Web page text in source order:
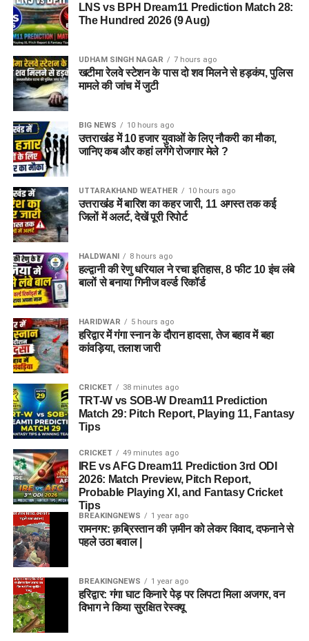
LNS vs BPH Dream11 Prediction Match 28:
The Hundred 2026 (9 Aug)
UDHAM SINGH NAGAR 7 hours ago
खटीमा रेलवे स्टेशन के पास दो शव मिलने से हड़कंप, पुलिस
मामले की जांच में जुटी
BIG NEWS 10 hours ago
उत्तराखंड में 10 हजार युवाओं के लिए नौकरी का मौका,
जानिए कब और कहां लगेंगे रोजगार मेले ?
UTTARAKHAND WEATHER 10 hours ago
उत्तराखंड में बारिश का कहर जारी, 11 अगस्त तक कई
जिलों में अलर्ट, देखें पूरी रिपोर्ट
HALDWANI 8 hours ago
हल्द्वानी की रेणु धरियाल ने रचा इतिहास, 8 फीट 10 इंच लंबे
बालों से बनाया गिनीज वर्ल्ड रिकॉर्ड
HARIDWAR 5 hours ago
हरिद्वार में गंगा स्नान के दौरान हादसा, तेज बहाव में बहा
कांवड़िया, तलाश जारी
CRICKET 38 minutes ago
TRT-W vs SOB-W Dream11 Prediction
Match 29: Pitch Report, Playing 11, Fantasy
Tips
CRICKET 49 minutes ago
IRE vs AFG Dream11 Prediction 3rd ODI
2026: Match Preview, Pitch Report,
Probable Playing XI, and Fantasy Cricket
Tips
BREAKINGNEWS 1 year ago
रामनगर: क़ब्रिस्तान की ज़मीन को लेकर विवाद, दफनाने से
पहले उठा बवाल |
BREAKINGNEWS 1 year ago
हरिद्वार: गंगा घाट किनारे पेड़ पर लिपटा मिला अजगर, वन
विभाग ने किया सुरक्षित रेस्क्यू